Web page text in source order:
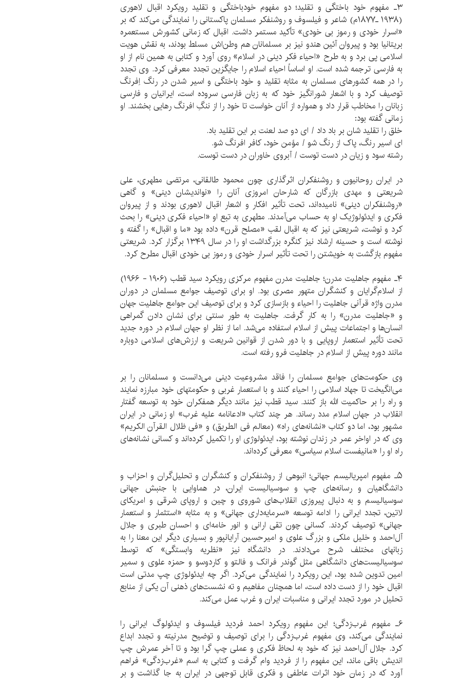
۳ـ مفهوم خود باختگی و تقلید؛ دو مفهوم خودباختگی و تقلید رویکرد اقبال لاهوری
(۱۹۳۸ ـ۱۸۷۷م) شاعر و فیلسوف و روشنفکر مسلمان پاکستانی را نمایندگی می‌کند که بر
«اسرار خودی و رموز بی خودی» تأکید مستمر داشت. اقبال که زمانی کشورش مستعمره
بریتانیا بود و پیروان آئین هندو نیز بر مسلمانان هم وطن‌اش مسلط بودند، به نقش هویت
اسلامی پی برد و به طرح «احیاء فکر دینی در اسلام» روی آورد و کتابی به همین نام از او
به فارسی ترجمه شده است. او اساساً احیاء اسلام را جایگزین تجدد معرفی کرد. وی تجدد
را در همه کشورهای مسلمان به مثابه تقلید و خود باختگی و اسیر شدن در رنگ اِفرنگ
توصیف ‌کرد و با اشعار شورانگیز خود که به زبان فارسی سروده است، ایرانیان و فارسی
زبانان را مخاطب قرار داد و همواره از آنان ‌خواست تا خود را از ننگِ افرنگ رهایی بخشند. او
زمانی گفته بود:
خلق را تقلید شان بر باد داد / ای دو صد لعنت بر این تقلید باد.
ای اسیر رنگ، پاک از رنگ شو / مؤمن خود، کافر افرنگ شو.
رشته سود و زیان در دست توست / آبروی خاوران در دست توست.
در ایران روحانیون و روشنفکران اثرگذاری چون محمود طالقانی، مرتضی مطهری، علی
شریعتی و مهدی بازرگان که شارحان امروزی آنان را «نواندیشان دینی» و گاهی
«روشنفکران دینی» نامیده‌اند، تحت تأثیر افکار و اشعار اقبال لاهوری بودند و از پیروان
فکری و ایدئولوژیک او به حساب می‌آمدند. مطهری به تبع او «احیاء فکری دینی» را بحث
کرد و نوشت، شریعتی نیز که به اقبال لقب «مصلح قرن» داده بود «ما و اقبال» را گفته و
نوشته است و حسینه ارشاد نیز کنگره بزرگداشت او را در سال ۱۳۴۹ برگزار کرد. شریعتی
مفهوم بازگشت به خویشتن را تحت تأثیر اسرار خودی و رموز بی خودی اقبال مطرح کرد.
۴ـ مفهوم جاهلیت مدرن؛ جاهلیت مدرن مفهوم مرکزی رویکرد سید قطب (۱۹۰۶ - ۱۹۶۶)
از اسلام‌گرایان و کنشگران متهور مصری بود. او برای توصیف جوامع مسلمان در دوران
مدرن واژه قرآنی جاهلیت را احیاء و بازسازی کرد و برای توصیف این جوامع جاهلیت جهان
و «جاهلیت مدرن» را به کار گرفت. جاهلیت به طور سنتی برای نشان دادن گمراهی
انسان‌ها و اجتماعات پیش از اسلام استفاده می‌شد. اما از نظر او جهان اسلام در دوره جدید
تحت تأثیر استعمار اروپایی و با دور شدن از قوانین شریعت و ارزش‌های اسلامی دوباره
مانند دوره پیش از اسلام در جاهلیت فرو رفته ‌است.
وی حکومت‌های جوامع مسلمان را فاقد مشروعیت دینی می‌دانست و مسلمانان را بر
می‌انگیخت تا جهاد اسلامی را احیاء کنند و با استعمار غربی و حکومتهای خود مبارزه نمایند
و راه را بر حاکمیت الله باز کنند. سید قطب نیز مانند دیگر همفکران خود به توسعه گفتار
انقلاب در جهان اسلام مدد رساند. هر چند کتاب «ادعانامه علیه غرب» او زمانی در ایران
مشهور بود، اما دو کتاب «نشانه‌های راه» (معالم فی الطریق) و «فی ظلال القرآن الکریم»
وی که در اواخر عمر در زندان نوشته بود، ایدئولوژی او را تکمیل کرده‌اند و کسانی نشانه‌های
راه او را «مانیفست اسلام سیاسی» معرفی کرده‌اند.
۵ـ مفهوم امپریالیسم جهانی؛ انبوهی از روشنفکران و کنشگران و تحلیل‌گران و احزاب و
دانشگاهیان و رسانه‌های چپ و سوسیالیست ایران، در هماوایی با جنبش جهانی
سوسیالیسم و به دنبال پیروزی انقلاب‌های شوروی و چین و اروپای شرقی و امریکای
لاتین، تجدد ایرانی را ادامه توسعه «سرمایه‌داری جهانی» و به مثابه «استثمار و استعمار
جهانی» توصیف کردند. کسانی چون تقی ارانی و انور خامه‌ای و احسان طبری و جلال
آل‌احمد و خلیل ملکی و بزرگ علوی و امیرحسین آرایانپور و بسیاری دیگر این معنا را به
زبانهای مختلف شرح می‌دادند. در دانشگاه نیز «نظریه وابستگی» که توسط
سوسیالیست‌های دانشگاهی مثل گوندر فرانک و فالتو و کاردوسو و حمزه علوی و سمیر
امین تدوین شده بود، این رویکرد را نمایندگی می‌کرد. اگر چه ایدئولوژی چپ مدتی است
اقبال خود را از دست داده است، اما همچنان مفاهیم و ته نشست‌های ذهنی آن یکی از منابع
تحلیل در مورد تجدد ایرانی و مناسبات ایران و غرب عمل می‌کند.
۶ـ مفهوم غرب‌زدگی؛ این مفهوم رویکرد احمد فردید فیلسوف و ایدئولوگ ایرانی را
نمایندگی می‌کند، وی مفهوم غرب‌زدگی را برای توصیف و توضیح مدرنیته و تجدد ابداع
کرد. جلال آل‌احمد نیز که خود به لحاظ فکری و عملی چپ گرا بود و تا آخر عمرش چپ
اندیش باقی ماند، این مفهوم را از فردید وام گرفت و کتابی به اسم «غرب‌زدگی» فراهم
آورد که در زمان خود اثرات عاطفی و فکری قابل توجهی در ایران به جا گذاشت و بر